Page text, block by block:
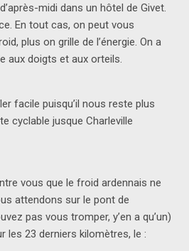
midi dans un hôtel de Givet.
En tout cas, on peut vous
plus on grille de l’énergie. On a
aux doigts et aux orteils.
facile puisqu’il nous reste plus
cyclable jusque Charleville
vous que le froid ardennais ne
attendons sur le pont de
pas vous tromper, y’en a qu’un)
les 23 derniers kilomètres, le :